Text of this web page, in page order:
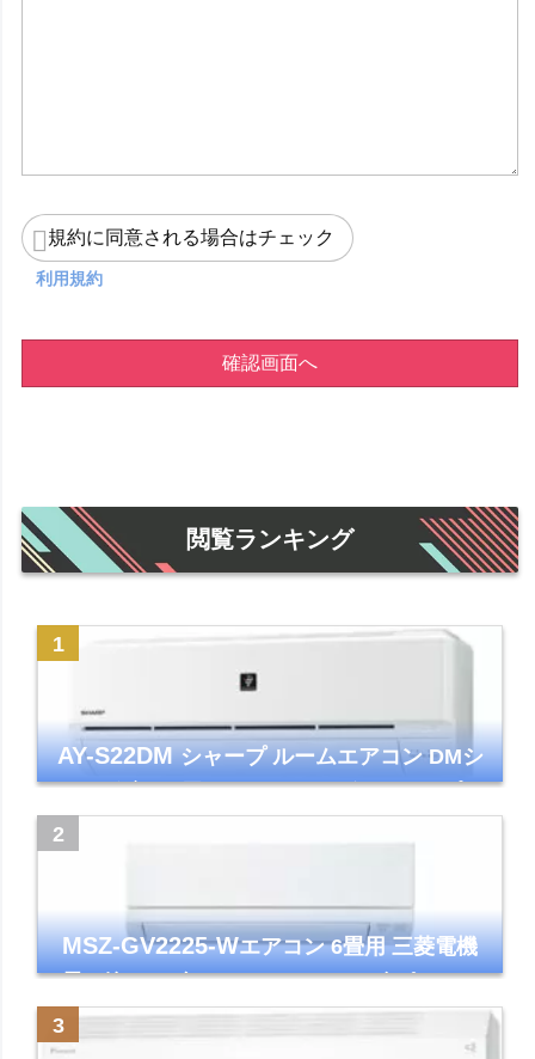
規約に同意される場合はチェック
利用規約
確認画面へ
閲覧ランキング
AY-S22DMシャープ ルームエアコン DMシ
リーズ 主に6畳 ホワイト 2024年モデル プラ
MSZ-GV2225-Wエアコン 6畳用 三菱電機
霧ヶ峰 2025年モデル GVシリーズ ピュアホ
ワイト 清潔 除湿 単相100V